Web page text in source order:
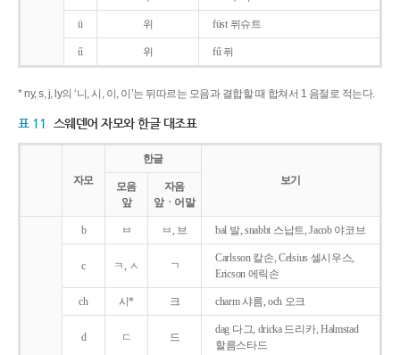
ü 위 füst 퓌슈트
ű 위 fű 퓌
* ny, s, j, ly의 ‘니, 시, 이, 이’는 뒤따르는 모음과 결합할 때 합쳐서 1 음절로 적는다.
표 11 스웨덴어 자모와 한글 대조표
자모
한글
보기
모음
앞
자음
앞ㆍ어말
b ㅂ ㅂ, 브 bal 발, snabbt 스납트, Jacob 야코브
c ㅋ, ㅅ ㄱ
Carlsson 칼손, Celsius 셀시우스,
Ericson 에릭손
ch 시* 크 charm 샤름, och 오크
d ㄷ 드
dag 다그, dricka 드리카, Halmstad
할름스타드